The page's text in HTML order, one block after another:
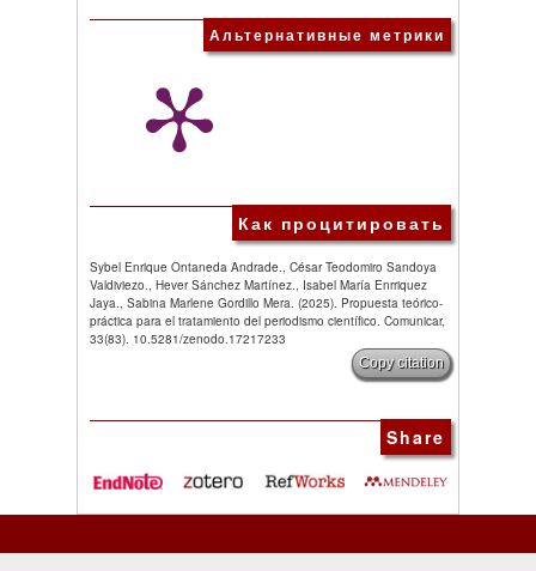
Альтернативные метрики
Как процитировать
Sybel Enrique Ontaneda Andrade., César Teodomiro Sandoya
Valdiviezo., Hever Sánchez Martínez., Isabel María Enrriquez
Jaya., Sabina Marlene Gordillo Mera. (2025). Propuesta teórico-
práctica para el tratamiento del periodismo científico. Comunicar,
33(83). 10.5281/zenodo.17217233
Copy citation
Share